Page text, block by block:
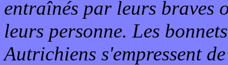
entraînés par leurs braves
leurs personne. Les
Autrichiens s'empressent